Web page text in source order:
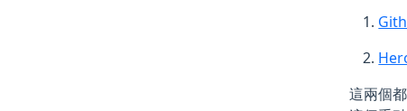
這兩個